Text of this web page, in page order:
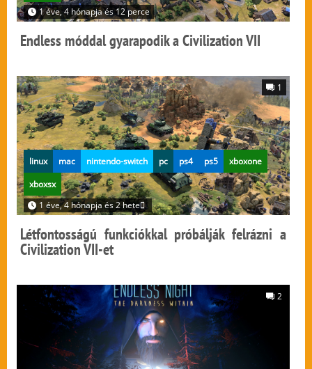
1 éve, 4 hónapja és 12 perce
Endless móddal gyarapodik a Civilization VII
1
linux mac nintendo-switch pc ps4 ps5
xboxone
xboxsx
1 éve, 4 hónapja és 2 hete
Létfontosságú funkciókkal próbálják felrázni a
Civilization VII-et
2